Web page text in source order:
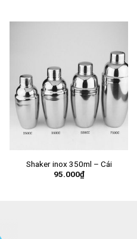
Shaker inox 350ml – Cái
95.000₫